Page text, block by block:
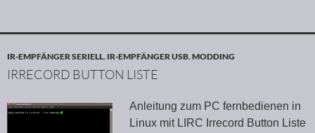
IR-EMPFÄNGER SERIELL, IR-EMPFÄNGER USB,MODDING
IRRECORD BUTTON LISTE
Anleitung zum PC fernbedienen in
Linux mit LIRC Irrecord Button Liste